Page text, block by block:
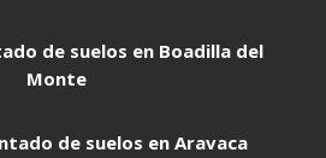
de suelos en Boadilla del
Monte
de suelos en Aravaca